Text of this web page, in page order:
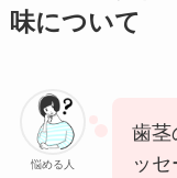
味について
悩める人
歯茎
ッ